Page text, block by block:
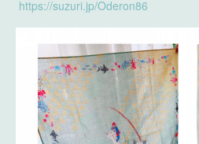
https://suzuri.jp/Oderon86